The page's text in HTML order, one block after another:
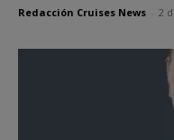
Redacción Cruises News 2